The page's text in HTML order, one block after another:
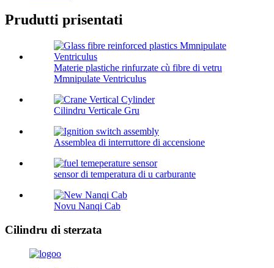
Prudutti prisentati
Materie plastiche rinfurzate cù fibre di vetru
Mmnipulate Ventriculus
Cilindru Verticale Gru
Assemblea di interruttore di accensione
sensor di temperatura di u carburante
Novu Nanqi Cab
Cilindru di sterzata